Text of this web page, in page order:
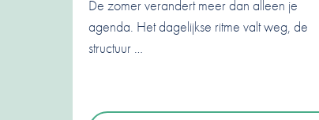
De zomer verandert meer dan alleen je
agenda. Het dagelijkse ritme valt weg, de
structuur …